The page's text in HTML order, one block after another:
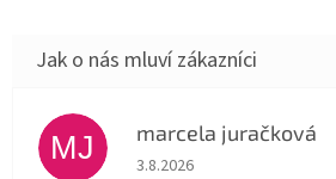
na záněty...
MJ marcela juračková
Hodnocení obchodu je 5 z 5
3.8.2026